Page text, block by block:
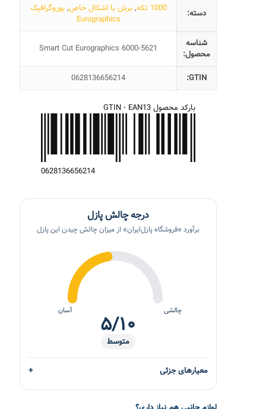
دسته: 1000 تکه ,برش با اشکال خاص,یوروگرافیک
Eurographics
شناسه
محصول:
Smart Cut Eurographics 6000-5621
GTIN:
0628136656214
بارکد محصول GTIN - EAN13
0628136656214
درجه چالش پازل
برآورد «فروشگاه پازل‌ایران» از میزان چالش چیدن این پازل
آسان چالشی
۵/۱۰
متوسط
معیارهای جزئی